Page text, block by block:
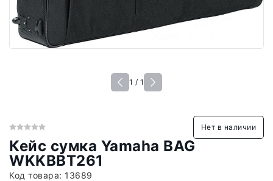
1 / 1
Нет в наличии
Кейс сумка Yamaha BAG
WKKBBT261
Код товара: 13689